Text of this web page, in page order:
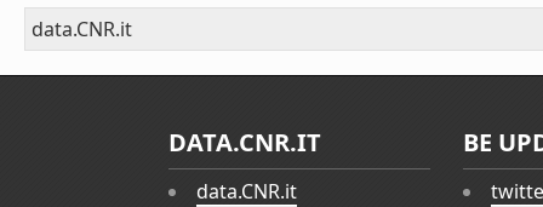
data.CNR.it
DATA.CNR.IT
data.CNR.it
BE